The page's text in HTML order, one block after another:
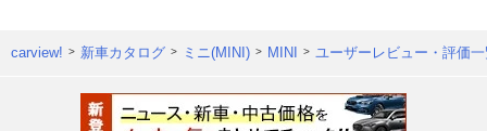
carview! 新車カタログ ミニ(MINI) MINI ユーザーレビュー・評価